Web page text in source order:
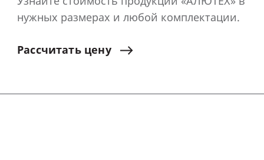
нужных размерах и любой комплектации.
Рассчитать цену